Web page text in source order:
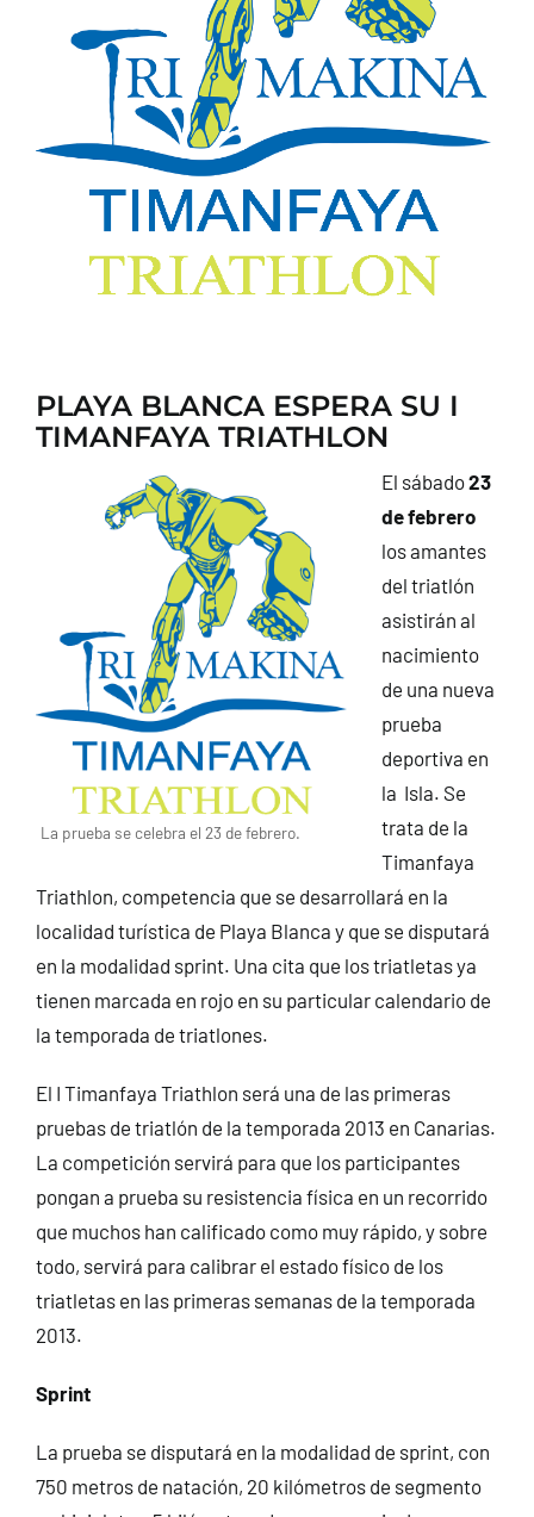
PLAYA BLANCA ESPERA SU I
TIMANFAYA TRIATHLON
La prueba se celebra el 23 de febrero.
El sábado23
de febrero
los amantes
del triatlón
asistirán al
nacimiento
de una nueva
prueba
deportiva en
la Isla. Se
trata de la
Timanfaya
Triathlon, competencia que se desarrollará en la
localidad turística de Playa Blanca y que se disputará
en la modalidad sprint. Una cita que los triatletas ya
tienen marcada en rojo en su particular calendario de
la temporada de triatlones.
El I Timanfaya Triathlon será una de las primeras
pruebas de triatlón de la temporada 2013 en Canarias.
La competición servirá para que los participantes
pongan a prueba su resistencia física en un recorrido
que muchos han calificado como muy rápido, y sobre
todo, servirá para calibrar el estado físico de los
triatletas en las primeras semanas de la temporada
2013.
Sprint
La prueba se disputará en la modalidad de sprint, con
750 metros de natación, 20 kilómetros de segmento